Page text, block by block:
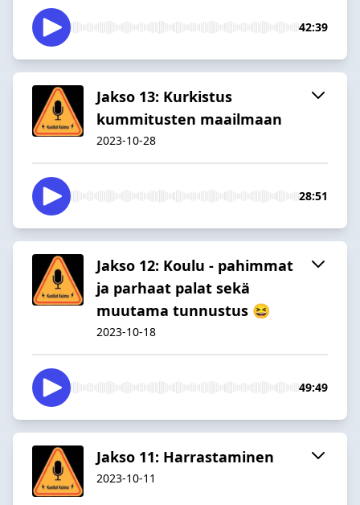
42:39
Jakso 13: Kurkistus
kummitusten maailmaan
2023-10-28
28:51
Jakso 12: Koulu - pahimmat
ja parhaat palat sekä
muutama tunnustus 😆
2023-10-18
49:49
Jakso 11: Harrastaminen
2023-10-11